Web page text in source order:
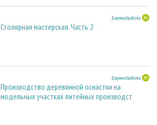
Деревообработка
Столярная мастерская. Часть 2
Деревообработка
Производство деревянной оснастки на
модельных участках литейных производст